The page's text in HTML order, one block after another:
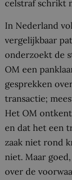
celstraf schrikt
In Nederland
vergelijkbaar
onderzoekt de
OM een
gesprekken
transactie;
Het OM
en dat het een
zaak niet rond
niet. Maar
over de